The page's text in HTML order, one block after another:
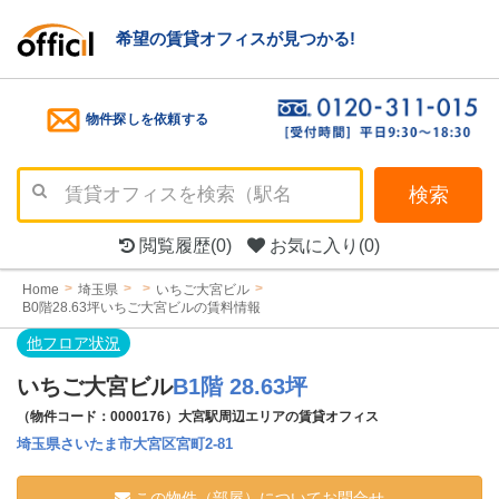
希望の賃貸オフィスが見つかる!
物件探しを依頼する
検索
閲覧履歴(0) お気に入り (0)
Home 埼玉県
いちご大宮ビル
B0階28.63坪いちご大宮ビルの賃料情報
他フロア状況
いちご大宮ビルB1階 28.63坪
（物件コード：0000176）大宮駅周辺エリアの賃貸オフィス
埼玉県さいたま市大宮区宮町2-81